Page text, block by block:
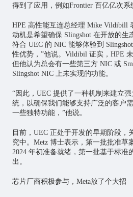
得到了应用，例如Frontier 百亿亿次系
HPE 高性能互连总经理 Mike Vildibill
动机是希望确保 Slingshot 在开放的生
符合 UEC 的 NIC 能够体验到
性优势，”他说。Vildibil 证实，HPE
但他认为总会有一些第三方 NIC 或
Slingshot NIC 上未实现的功能。
“因此，UEC 提供了一种机制来建立
统，以确保我们能够支持广泛的客户
一些独特功能，”他说。
目前，UEC 正处于开发的早期阶段，
究中。Metz 博士表示，第一批批准草
2024 年初准备就绪，第一批基于标准
出。
芯片厂商积极参与，Meta放了个大招